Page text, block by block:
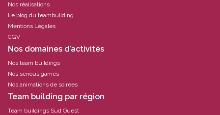
Nos réalisations
Le blog du teambuilding
Mentions Légales
CGV
Nos domaines d’activités
Nos team buildings
Nos serious games
Nos animations de soirées
Team building par région
Team buildings Sud Ouest